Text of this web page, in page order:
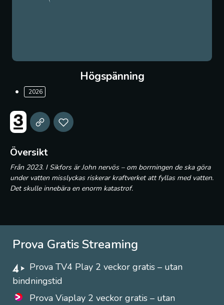
Högspänning
2026
Översikt
Från 2023. I Sikfors är John nervös – om borrningen de ska göra
under vatten misslyckas riskerar kraftverket att fyllas med vatten.
Det skulle innebära en enorm katastrof.
Prova Gratis Streaming
Prova TV4 Play 2 veckor gratis – utan
bindningstid
Prova Viaplay 2 veckor gratis – utan